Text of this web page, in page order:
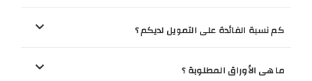
كم نسبة الفائدة على التمويل لديكم ؟
ما هى الأوراق المطلوبة ؟